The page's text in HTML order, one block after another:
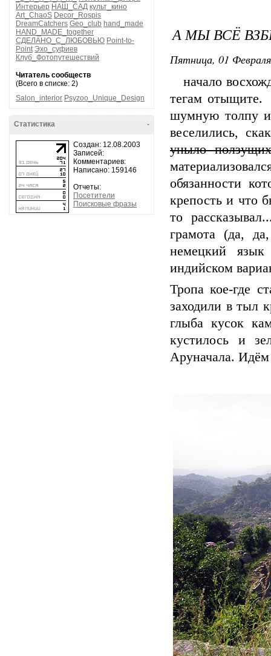
Интерьер НАШ_САД культ_кино
Art_ChaoS Decor_Rospis
DreamCatchers Geo_club hand_made
HAND_MADE_together
СДЕЛАНО_С_ЛЮБОВЬЮ Point-to-
Point Эхо_суфиев
Клуб_Фотопутешествий
Читатель сообществ
(Всего в списке: 2)
Salon_interior Psyzoo_Unique_Design
-
Статистика
Создан: 12.08.2003
Записей:
Комментариев:
Написано: 159146
Отчеты:
Посетители
Поисковые фразы
А МЫ ВСЁ
Пятница, 01
начало
тегам отыщите.
шумную толпу
веселились,
уныло
обязанности
крепость и что
то
грамота (да,
немецкий
индийском
Тропа кое-где
заходили в тыл
глыба кусок
кустилось и
Аруначала.